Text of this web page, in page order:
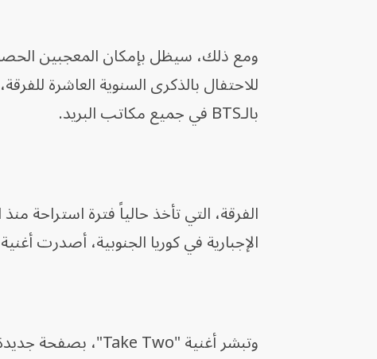
ومع ذلك، سيظل بإمكان المعجبين
بالـBTS في جميع مكاتب البريد.
الفرقة، التي تأخذ حالياً فترة استراحة
الإجبارية في كوريا الجنوبية، أصدرت
وتبشر أغنية "Take Two"، بصفحة جديدة للفرقة بعد عقد غزير بالإنتاج.